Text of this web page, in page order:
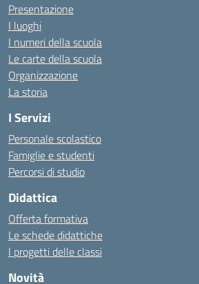
Presentazione
I luoghi
I numeri della scuola
Le carte della scuola
Organizzazione
La storia
I Servizi
Personale scolastico
Famiglie e studenti
Percorsi di studio
Didattica
Offerta formativa
Le schede didattiche
I progetti delle classi
Novità